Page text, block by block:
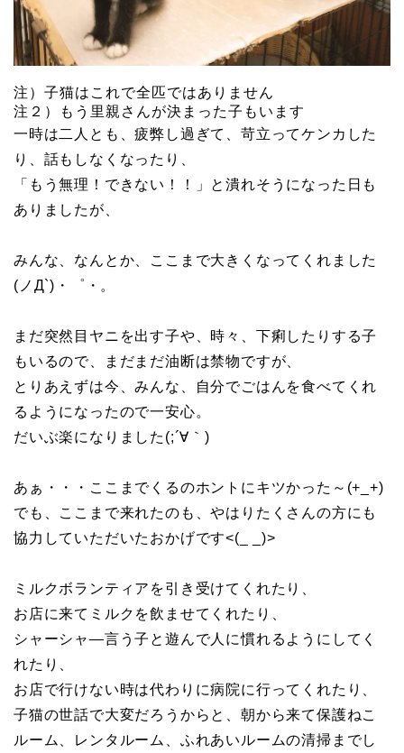
注）子猫はこれで全匹ではありません
注２）もう里親さんが決まった子もいます
一時は二人とも、疲弊し過ぎて、苛立ってケンカした
り、話もしなくなったり、
「もう無理！できない！！」と潰れそうになった日も
ありましたが、
みんな、なんとか、ここまで大きくなってくれました
(ノД`)・゜・。
まだ突然目ヤニを出す子や、時々、下痢したりする子
もいるので、まだまだ油断は禁物ですが、
とりあえずは今、みんな、自分でごはんを食べてくれ
るようになったので一安心。
だいぶ楽になりました(;´∀｀)
あぁ・・・ここまでくるのホントにキツかった～(+_+)
でも、ここまで来れたのも、やはりたくさんの方にも
協力していただいたおかげです<(_ _)>
ミルクボランティアを引き受けてくれたり、
お店に来てミルクを飲ませてくれたり、
シャーシャ―言う子と遊んで人に慣れるようにしてく
れたり、
お店で行けない時は代わりに病院に行ってくれたり、
子猫の世話で大変だろうからと、朝から来て保護ねこ
ルーム、レンタルーム、ふれあいルームの清掃までし